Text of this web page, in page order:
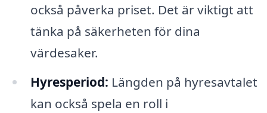
också påverka priset. Det är viktigt att
tänka på säkerheten för dina
värdesaker.
Hyresperiod: Längden på hyresavtalet
kan också spela en roll i